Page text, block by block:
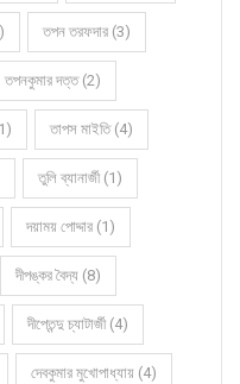
তপন তরফদার (3)
তপনকুমার দত্ত (2)
তাপস মাইতি (4)
তুলি ব্যানার্জী (1)
দয়াময় পোদ্দার (1)
দীপঙ্কর বৈদ্য (8)
দীপ্তেন্দু চ্যাটার্জী (4)
দেবকুমার মুখোপাধ্যায় (4)